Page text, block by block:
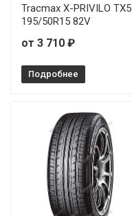
Tracmax X-PRIVILO TX5
195/50R15 82V
от 3 710 ₽
Подробнее